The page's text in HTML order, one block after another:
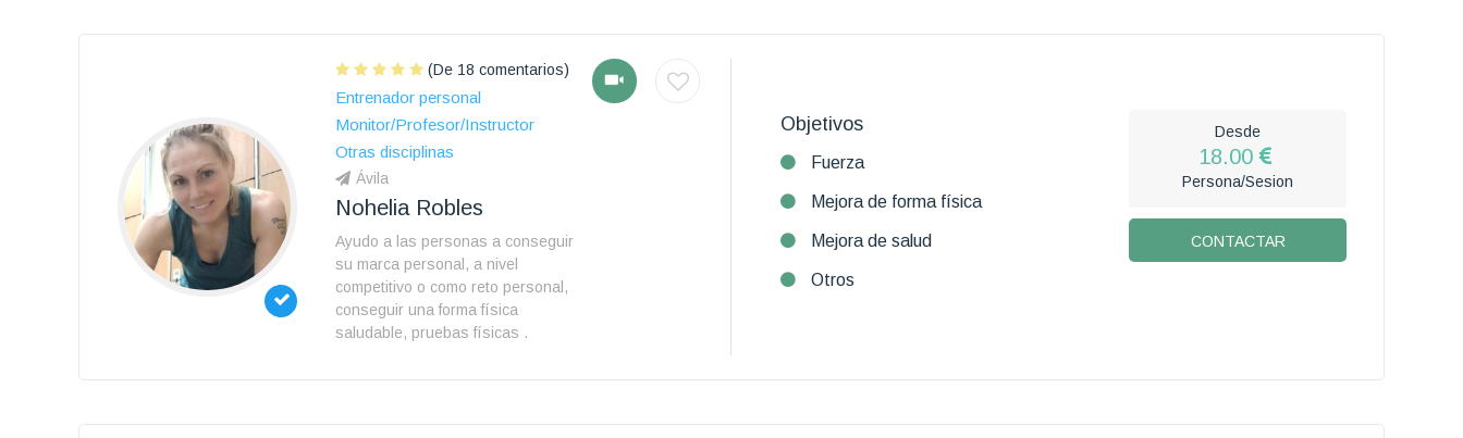
(De 18 comentarios)
Entrenador personal
Monitor/Profesor/Instructor
Otras disciplinas
Ávila
Nohelia Robles
Ayudo a las personas a conseguir
su marca personal, a nivel
competitivo o como reto personal,
conseguir una forma física
saludable, pruebas físicas .
Objetivos
Fuerza
Mejora de forma física
Mejora de salud
Otros
Desde
18.00
Persona/Sesion
CONTACTAR